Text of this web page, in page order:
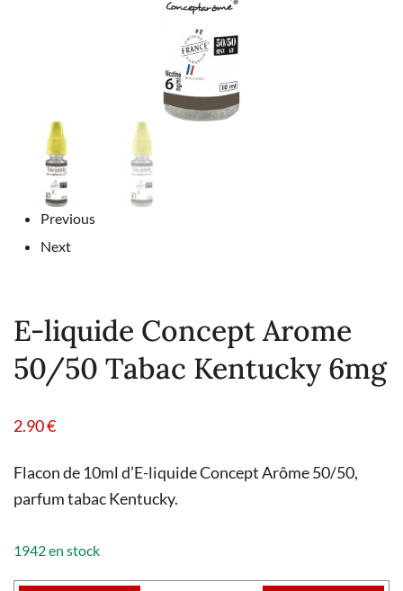
Previous
Next
E-liquide Concept Arome
50/50 Tabac Kentucky 6mg
2.90€
Flacon de 10ml d’E-liquide Concept Arôme 50/50,
parfum tabac Kentucky.
1942 en stock